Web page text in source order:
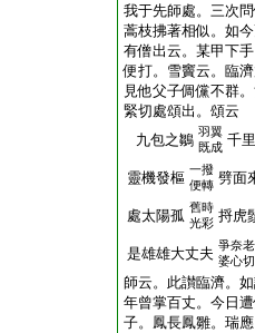
我于先師處。三次
蒿枝拂著相似。如
有僧出云。某甲下
便打。雪竇云。臨
見他父子倜儻不群
緊切處頌出。頌云
九包之鶵 羽翼
既成 千
靈機發樞 一撥
便轉 劈面
處太陽孤 舊時
光彩 捋虎
是雄雄大丈夫 爭奈老
婆心切
師云。此讃臨濟。
年曾掌百丈。今日
子。鳳長鳳雛。瑞